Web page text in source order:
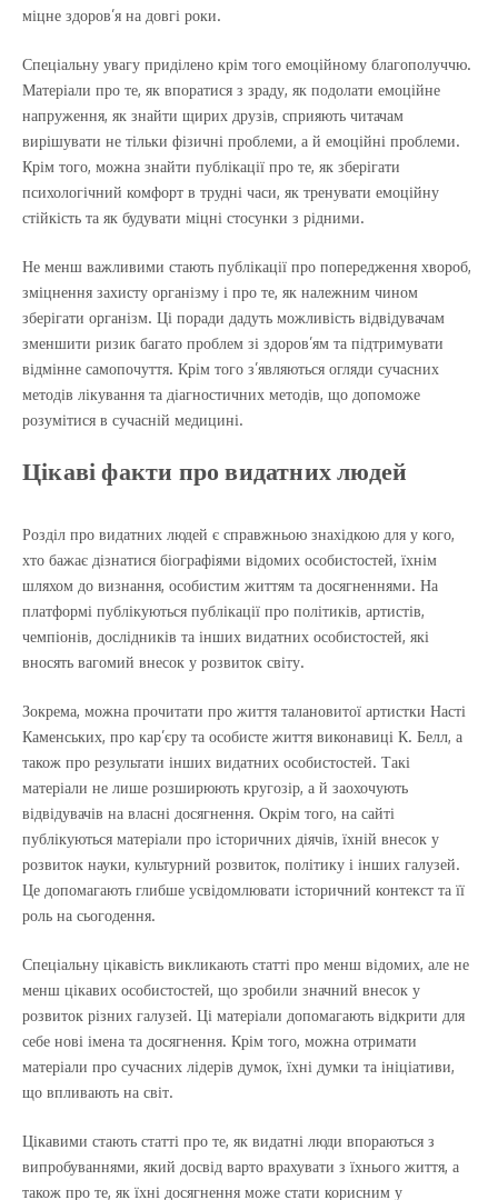
міцне здоров’я на довгі роки.
Спеціальну увагу приділено крім того емоційному благополуччю.
Матеріали про те, як впоратися з зраду, як подолати емоційне
напруження, як знайти щирих друзів, сприяють читачам
вирішувати не тільки фізичні проблеми, а й емоційні проблеми.
Крім того, можна знайти публікації про те, як зберігати
психологічний комфорт в трудні часи, як тренувати емоційну
стійкість та як будувати міцні стосунки з рідними.
Не менш важливими стають публікації про попередження хвороб,
зміцнення захисту організму і про те, як належним чином
зберігати організм. Ці поради дадуть можливість відвідувачам
зменшити ризик багато проблем зі здоров’ям та підтримувати
відмінне самопочуття. Крім того з’являються огляди сучасних
методів лікування та діагностичних методів, що допоможе
розумітися в сучасній медицині.
Цікаві факти про видатних людей
Розділ про видатних людей є справжньою знахідкою для у кого,
хто бажає дізнатися біографіями відомих особистостей, їхнім
шляхом до визнання, особистим життям та досягненнями. На
платформі публікуються публікації про політиків, артистів,
чемпіонів, дослідників та інших видатних особистостей, які
вносять вагомий внесок у розвиток світу.
Зокрема, можна прочитати про життя талановитої артистки Насті
Каменських, про кар’єру та особисте життя виконавиці К. Белл, а
також про результати інших видатних особистостей. Такі
матеріали не лише розширюють кругозір, а й заохочують
відвідувачів на власні досягнення. Окрім того, на сайті
публікуються матеріали про історичних діячів, їхній внесок у
розвиток науки, культурний розвиток, політику і інших галузей.
Це допомагають глибше усвідомлювати історичний контекст та її
роль на сьогодення.
Спеціальну цікавість викликають статті про менш відомих, але не
менш цікавих особистостей, що зробили значний внесок у
розвиток різних галузей. Ці матеріали допомагають відкрити для
себе нові імена та досягнення. Крім того, можна отримати
матеріали про сучасних лідерів думок, їхні думки та ініціативи,
що впливають на світ.
Цікавими стають статті про те, як видатні люди впораються з
випробуваннями, який досвід варто врахувати з їхнього життя, а
також про те, як їхні досягнення може стати корисним у